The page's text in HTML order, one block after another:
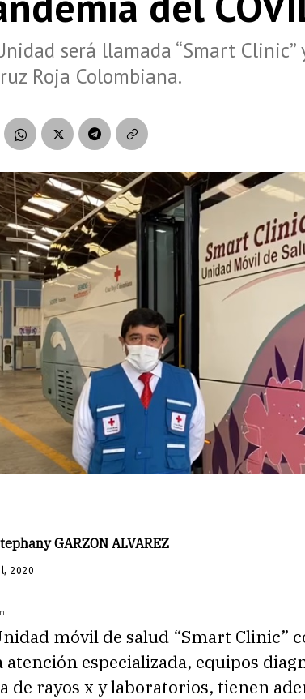
será llamada “Smart
Roja Colombiana.
GARZON ALVAREZ
2020
móvil de salud “Smart Clinic”
atención especializada, equipos
de rayos x y laboratorios, tienen